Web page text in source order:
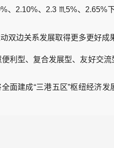
2.10%、2.3 ♏5%、2.65%
边关系发展取得更多更好成
型、复合发展型、友好交流
建成“三港五区”枢纽经济发